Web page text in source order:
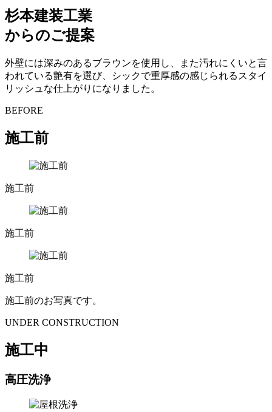
杉本建装工業
からのご提案
外壁には深みのあるブラウンを使用し、また汚れにくいと言
われている艶有を選び、シックで重厚感の感じられるスタイ
リッシュな仕上がりになりました。
BEFORE
施工前
施工前
施工前
施工前
施工前のお写真です。
UNDER CONSTRUCTION
施工中
高圧洗浄